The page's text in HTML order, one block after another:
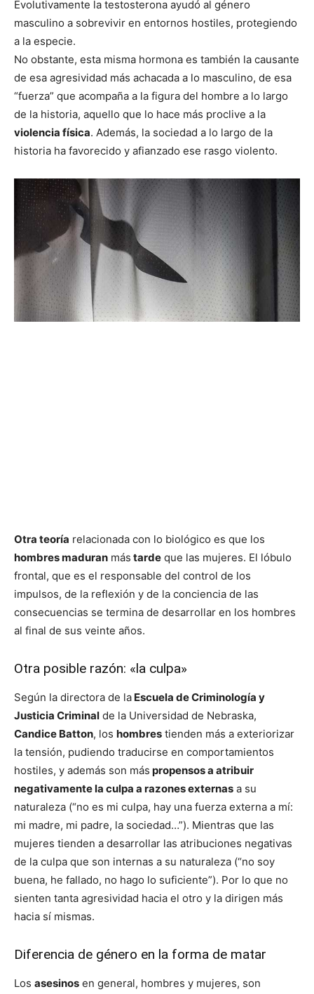
Evolutivamente la testosterona ayudó al género
masculino a sobrevivir en entornos hostiles, protegiendo
a la especie.
No obstante, esta misma hormona es también la causante
de esa agresividad más achacada a lo masculino, de esa
“fuerza” que acompaña a la figura del hombre a lo largo
de la historia, aquello que lo hace más proclive a la
violencia física. Además, la sociedad a lo largo de la
historia ha favorecido y afianzado ese rasgo violento.
Otra teoría relacionada con lo biológico es que los
hombres maduran más tarde que las mujeres. El lóbulo
frontal, que es el responsable del control de los
impulsos, de la reflexión y de la conciencia de las
consecuencias se termina de desarrollar en los hombres
al final de sus veinte años.
Otra posible razón: «la culpa»
Según la directora de la Escuela de Criminología y
Justicia Criminal de la Universidad de Nebraska,
Candice Batton, los hombres tienden más a exteriorizar
la tensión, pudiendo traducirse en comportamientos
hostiles, y además son más propensos a atribuir
negativamente la culpa a razones externas a su
naturaleza (“no es mi culpa, hay una fuerza externa a mí:
mi madre, mi padre, la sociedad…”). Mientras que las
mujeres tienden a desarrollar las atribuciones negativas
de la culpa que son internas a su naturaleza (“no soy
buena, he fallado, no hago lo suficiente”). Por lo que no
sienten tanta agresividad hacia el otro y la dirigen más
hacia sí mismas.
Diferencia de género en la forma de matar
Los asesinos en general, hombres y mujeres, son